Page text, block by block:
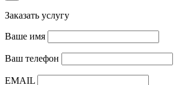
Заказать услугу
Ваше имя
Ваш телефон
EMAIL